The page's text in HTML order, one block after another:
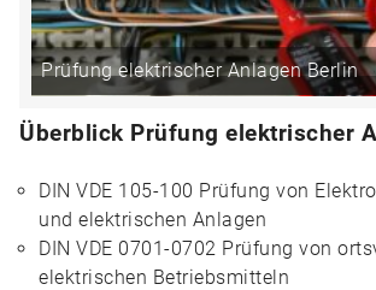
Prüfung elektrischer Anlagen Berlin
Überblick Prüfung elektrischer
DIN VDE 105-100 Prüfung von
und elektrischen Anlagen
DIN VDE 0701-0702 Prüfung von
elektrischen Betriebsmitteln